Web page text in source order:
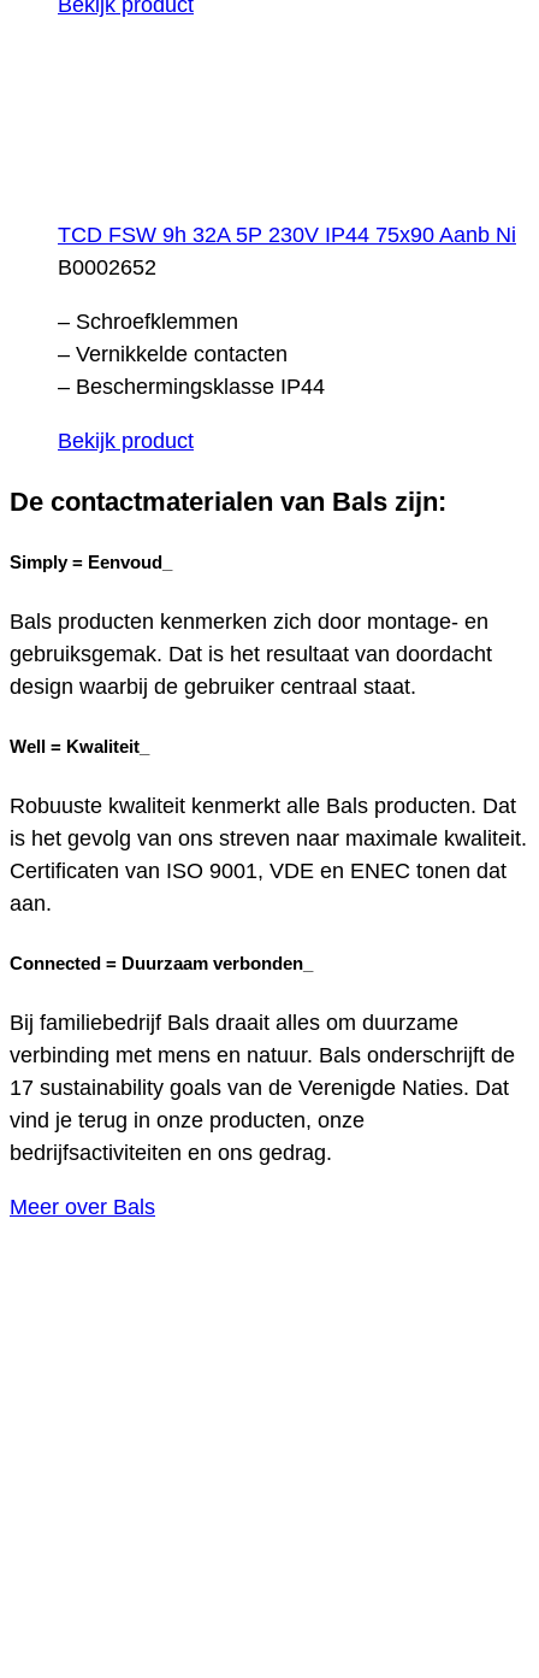
TCD FSW 9h 32A 5P 230V IP44 75x90 Aanb Ni
B0002652
– Schroefklemmen
– Vernikkelde contacten
– Beschermingsklasse IP44
Bekijk product
De contactmaterialen van Bals zijn:
Simply = Eenvoud_
Bals producten kenmerken zich door montage- en
gebruiksgemak. Dat is het resultaat van doordacht
design waarbij de gebruiker centraal staat.
Well = Kwaliteit_
Robuuste kwaliteit kenmerkt alle Bals producten. Dat
is het gevolg van ons streven naar maximale kwaliteit.
Certificaten van ISO 9001, VDE en ENEC tonen dat
aan.
Connected = Duurzaam verbonden_
Bij familiebedrijf Bals draait alles om duurzame
verbinding met mens en natuur. Bals onderschrijft de
17 sustainability goals van de Verenigde Naties. Dat
vind je terug in onze producten, onze
bedrijfsactiviteiten en ons gedrag.
Meer over Bals